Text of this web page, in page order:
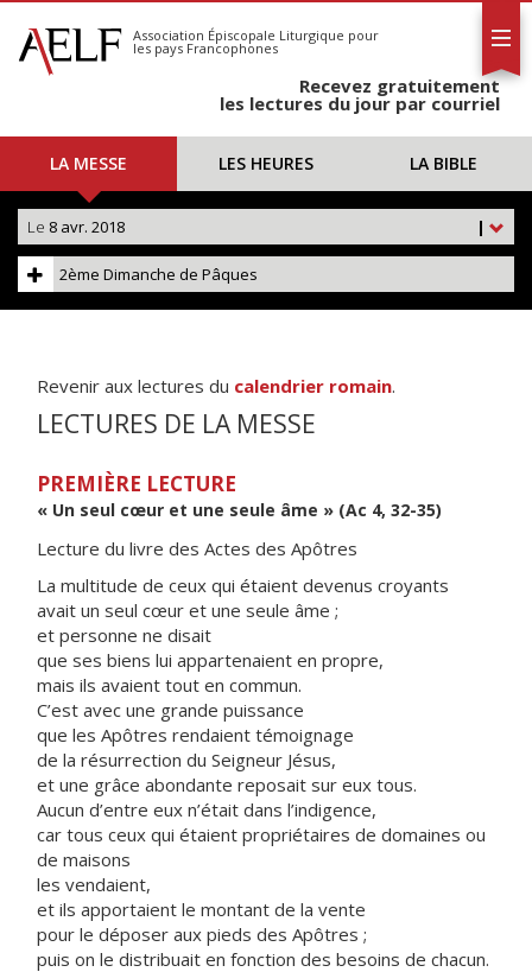
S'abonner
Calendrier
Association Épiscopale Liturgique pour
les pays Francophones
Recevez gratuitement
les lectures du jour par courriel
LA MESSE LES HEURES LA BIBLE
|
Le 8 avr. 2018
2ème Dimanche de Pâques
Revenir aux lectures du calendrier romain.
LECTURES DE LA MESSE
PREMIÈRE LECTURE
« Un seul cœur et une seule âme » (Ac 4, 32-35)
Lecture du livre des Actes des Apôtres
La multitude de ceux qui étaient devenus croyants
avait un seul cœur et une seule âme ;
et personne ne disait
que ses biens lui appartenaient en propre,
mais ils avaient tout en commun.
C’est avec une grande puissance
que les Apôtres rendaient témoignage
de la résurrection du Seigneur Jésus,
et une grâce abondante reposait sur eux tous.
Aucun d’entre eux n’était dans l’indigence,
car tous ceux qui étaient propriétaires de domaines ou
de maisons
les vendaient,
et ils apportaient le montant de la vente
pour le déposer aux pieds des Apôtres ;
puis on le distribuait en fonction des besoins de chacun.